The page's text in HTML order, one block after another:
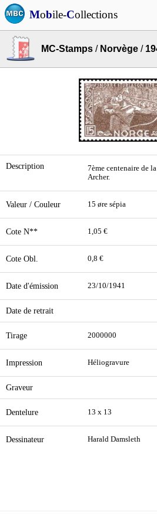
Mobile-Collections
MC-Stamps / Norvège /
Description
7ème centenaire de
Archer.
Valeur / Couleur 15 øre sépia
Cote N** 1,05 €
Cote Obl. 0,8 €
Date d'émission 23/10/1941
Date de retrait
Tirage 2000000
Impression Héliogravure
Graveur
Dentelure 13 x 13
Dessinateur Harald Damsleth